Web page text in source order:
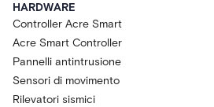
HARDWARE
Controller Acre Smart
Acre Smart Controller
Pannelli antintrusione
Sensori di movimento
Rilevatori sismici